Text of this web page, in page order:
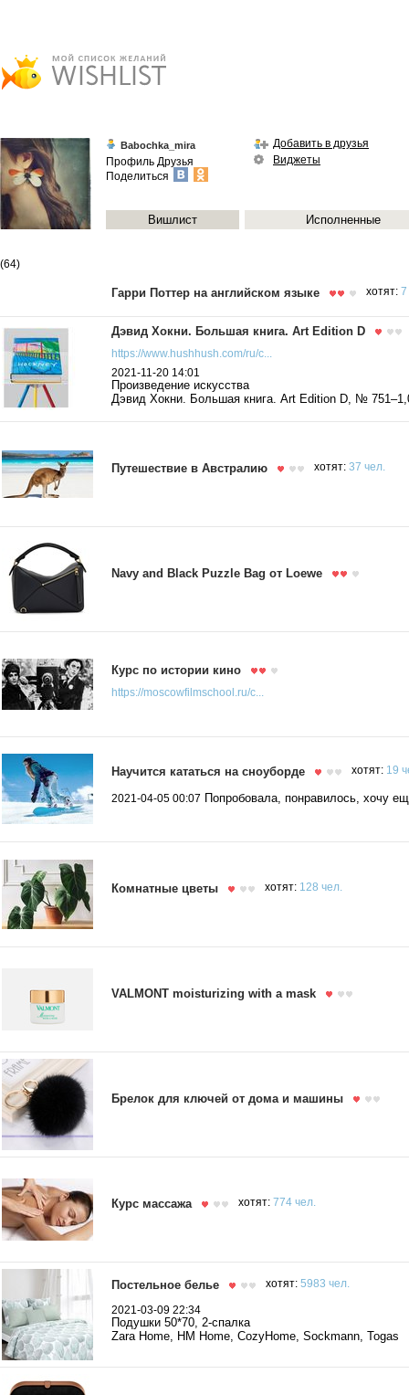
Babochka_mira
Профиль Друзья
Поделиться
Добавить в друзья
Виджеты
Вишлист Исполненные
(64)
Гарри Поттер на английском языке хотят: 7
Дэвид Хокни. Большая книга. Art Edition D
https://www.hushhush.com/ru/c...
2021-11-20 14:01
Произведение искусства
Дэвид Хокни. Большая книга. Art Edition D, №
Путешествие в Австралию хотят: 37 чел.
Navy and Black Puzzle Bag от Loewe
Курс по истории кино
https://moscowfilmschool.ru/c...
Научится кататься на сноуборде хотят: 19
2021-04-05 00:07 Попробовала, понравилось, хочу
Комнатные цветы хотят: 128 чел.
VALMONT moisturizing with a mask
Брелок для ключей от дома и машины
Курс массажа хотят: 774 чел.
Постельное белье хотят: 5983 чел.
2021-03-09 22:34
Подушки 50*70, 2-спалка
Zara Home, HM Home, CozyHome, Sockmann, Togas